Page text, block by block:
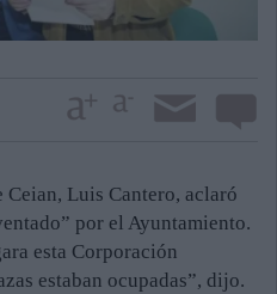
Ceian, Luis Cantero, aclaró
por el Ayuntamiento.
esta Corporación
estaban ocupadas”, dijo.